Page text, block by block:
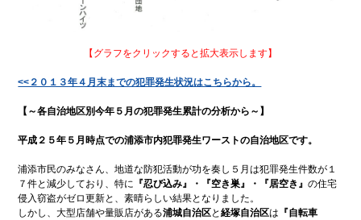
【グラフをクリックすると拡大表示します】
<<２０１３年４月末までの犯罪発生状況はこちらから。
【～各自治地区別今年５月の犯罪発生累計の分析から～】
平成２５年５月時点での浦添市内犯罪発生ワーストの自治地区です。
浦添市民のみなさん、地道な防犯活動が功を奏し５月は犯罪発生件数が１
７件と減少しており、特に 『忍び込み』・『空き巣』・『居空き』の住宅
侵入窃盗がゼロ更新と、素晴らしい結果となりました。
しかし、大型店舗や量販店がある浦城自治区と経塚自治区は 『自転車